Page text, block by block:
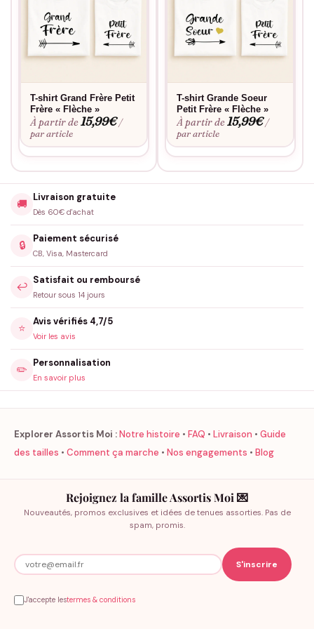
T-shirt Grand Frère Petit
Frère « Flèche »
À partir de15,99€ /
par article
T-shirt Grande Soeur
Petit Frère « Flèche »
À partir de15,99€ /
par article
🚚
Livraison gratuite
Dès 60€ d'achat
🔒
Paiement sécurisé
CB, Visa, Mastercard
↩️
Satisfait ou remboursé
Retour sous 14 jours
⭐
Avis vérifiés 4,7/5
Voir les avis
✏️
Personnalisation
En savoir plus
Explorer Assortis Moi :Notre histoire • FAQ • Livraison • Guide
des tailles • Comment ça marche • Nos engagements • Blog
Rejoignez la famille Assortis Moi 💌
Nouveautés, promos exclusives et idées de tenues assorties. Pas de
spam, promis.
J'accepte lestermes & conditions